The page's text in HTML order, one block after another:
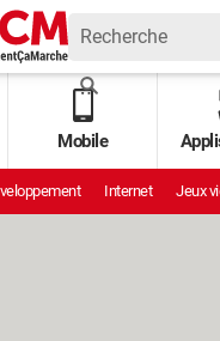
Mobile
Internet Jeux